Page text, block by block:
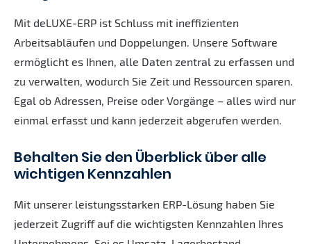
Mit deLUXE-ERP ist Schluss mit ineffizienten
Arbeitsabläufen und Doppelungen. Unsere Software
ermöglicht es Ihnen, alle Daten zentral zu erfassen und
zu verwalten, wodurch Sie Zeit und Ressourcen sparen.
Egal ob Adressen, Preise oder Vorgänge – alles wird nur
einmal erfasst und kann jederzeit abgerufen werden.
Behalten Sie den Überblick über alle
wichtigen Kennzahlen
Mit unserer leistungsstarken ERP-Lösung haben Sie
jederzeit Zugriff auf die wichtigsten Kennzahlen Ihres